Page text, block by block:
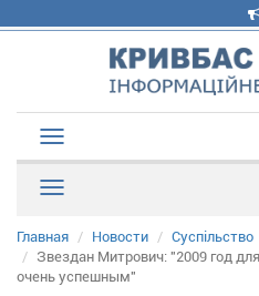
Главная Новости
Суспільство
Звездан Митрович: "2009 год
очень успешным"